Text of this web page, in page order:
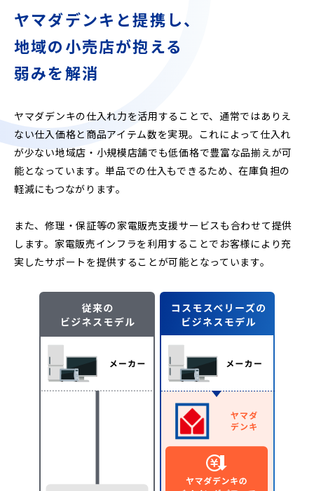
ヤマダデンキと提携し、
地域の小売店が抱える
弱みを解消
ヤマダデンキの仕入れ力を活用することで、通常ではありえ
ない仕入価格と商品アイテム数を実現。これによって仕入れ
が少ない地域店・小規模店舗でも低価格で豊富な品揃えが可
能となっています。単品での仕入もできるため、在庫負担の
軽減にもつながります。
また、修理・保証等の家電販売支援サービスも合わせて提供
します。家電販売インフラを利用することでお客様により充
実したサポートを提供することが可能となっています。